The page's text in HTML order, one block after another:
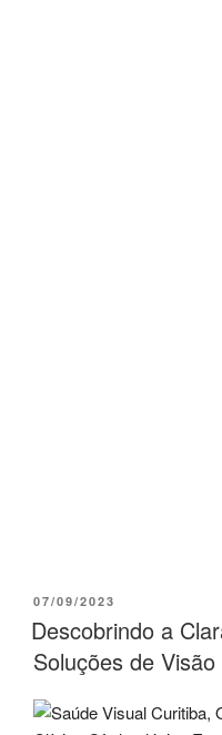
07/09/2023
Descobrindo a
Soluções de Visão